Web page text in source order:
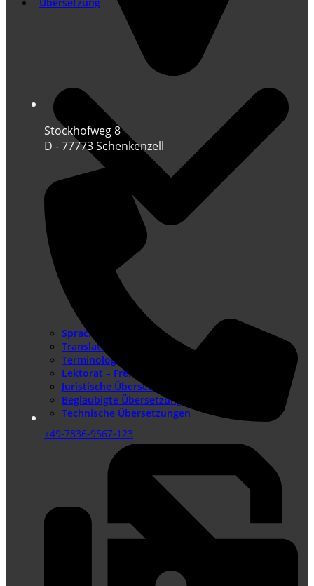
Übersetzung
Sprachenangebot
Translation Memory
Terminologiemanagement
Lektorat – Fremdsprachenlektorat
Juristische Übersetzungen
Beglaubigte Übersetzungen
Technische Übersetzungen
Stockhofweg 8
D - 77773 Schenkenzell
+49-7836-9567-123